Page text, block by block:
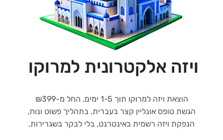
ויזה אלקטרונית למרוקו
הוצאת ויזה למרוקו תוך 1-5 ימים, החל מ-₪399
הגשת טופס אונליין קצר בעברית, בתהליך פשוט ונוח,
הנפקת ויזה רשמית באינטרנט, בלי לבקר בשגרירות.